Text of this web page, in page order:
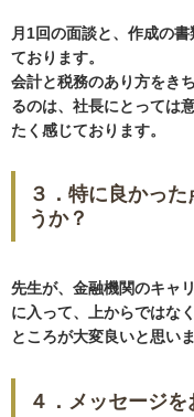
月1回の面談と、作成の
ております。
会計と税務のあり方をき
るのは、 社長にとっては
たく感じております。
３．特に良かっ
うか？
先生が、金融機関のキャ
に入って、 上からではな
ところが大変良いと思いま
４．メッセージ